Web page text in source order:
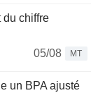
du chiffre
05/08
MT
un BPA ajusté